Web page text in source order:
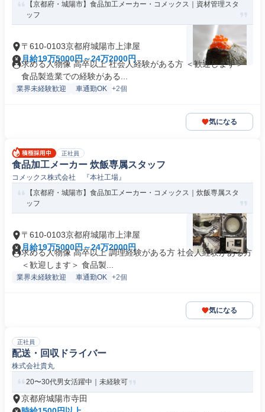
【京都府・城陽市】食品加工メーカー・コメックス｜資材管理スタ
ッフ
〒610-0103京都府城陽市上津屋
月給19万5000円～24万2000円
求める人物像 高卒以上 社会人経験がある方 ＜歓迎します＞
食品製造業での経験がある...
業界未経験歓迎 車通勤OK +2個
気になる
正社員
食品加工メーカー 炊飯専属スタッフ
コメックス株式会社 『本社工場』
【京都府・城陽市】食品加工メーカー・コメックス｜炊飯専属スタ
ッフ
〒610-0103京都府城陽市上津屋
月給19万5000円～24万2000円
求める人物像 高卒以上 調理経験がある方 社会人経験がある方
＜歓迎します＞ 食品製...
業界未経験歓迎 車通勤OK +2個
気になる
正社員
配送・回収ドライバー
株式会社貴丸
20〜30代男女活躍中｜未経験可
京都府城陽市寺田